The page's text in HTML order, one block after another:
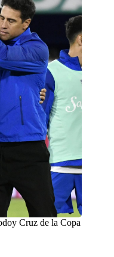
Cruz de la Copa